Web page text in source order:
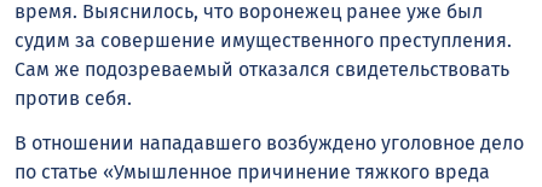
время. Выяснилось, что воронежец ранее уже был
судим за совершение имущественного преступления.
Сам же подозреваемый отказался свидетельствовать
против себя.
В отношении нападавшего возбуждено уголовное дело
по статье «Умышленное причинение тяжкого вреда